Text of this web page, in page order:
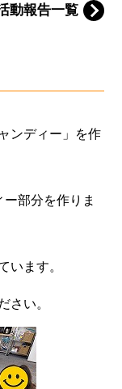
動報告一覧
ンディー」を作
部分を作りま
います。
さい。